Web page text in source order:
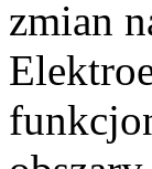
zmian